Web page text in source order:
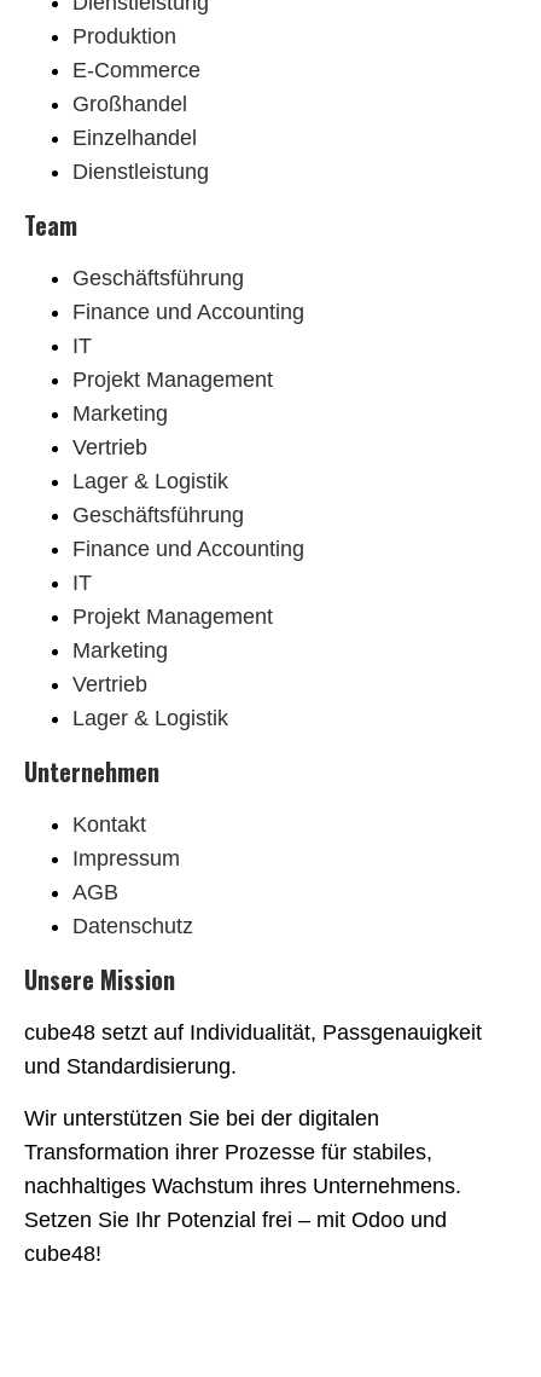
Produktion
E-Commerce
Großhandel
Einzelhandel
Dienstleistung
Team
Geschäftsführung
Finance und Accounting
IT
Projekt Management
Marketing
Vertrieb
Lager & Logistik
Geschäftsführung
Finance und Accounting
IT
Projekt Management
Marketing
Vertrieb
Lager & Logistik
Unternehmen
Kontakt
Impressum
AGB
Datenschutz
Unsere Mission
cube48 setzt auf Individualität, Passgenauigkeit
und Standardisierung.
Wir unterstützen Sie bei der digitalen
Transformation ihrer Prozesse für stabiles,
nachhaltiges Wachstum ihres Unternehmens.
Setzen Sie Ihr Potenzial frei – mit Odoo und
cube48!